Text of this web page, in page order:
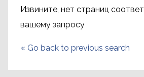
Извините, нет страниц
вашему запросу
« Go back to previous search